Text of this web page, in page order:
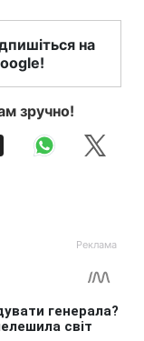
на
зручно!